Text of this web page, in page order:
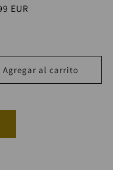
EUR
Agregar al carrito